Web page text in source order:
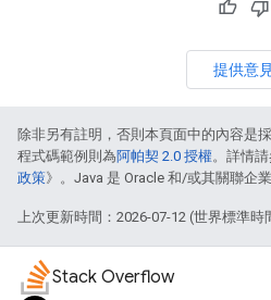
提供意
除非另有註明，否則本頁面中的內容是
程式碼範例則為阿帕契 2.0 授權。詳情
政策》。Java 是 Oracle 和/或其關聯企
上次更新時間：2026-07-12 (世界標準時
Stack Overflow